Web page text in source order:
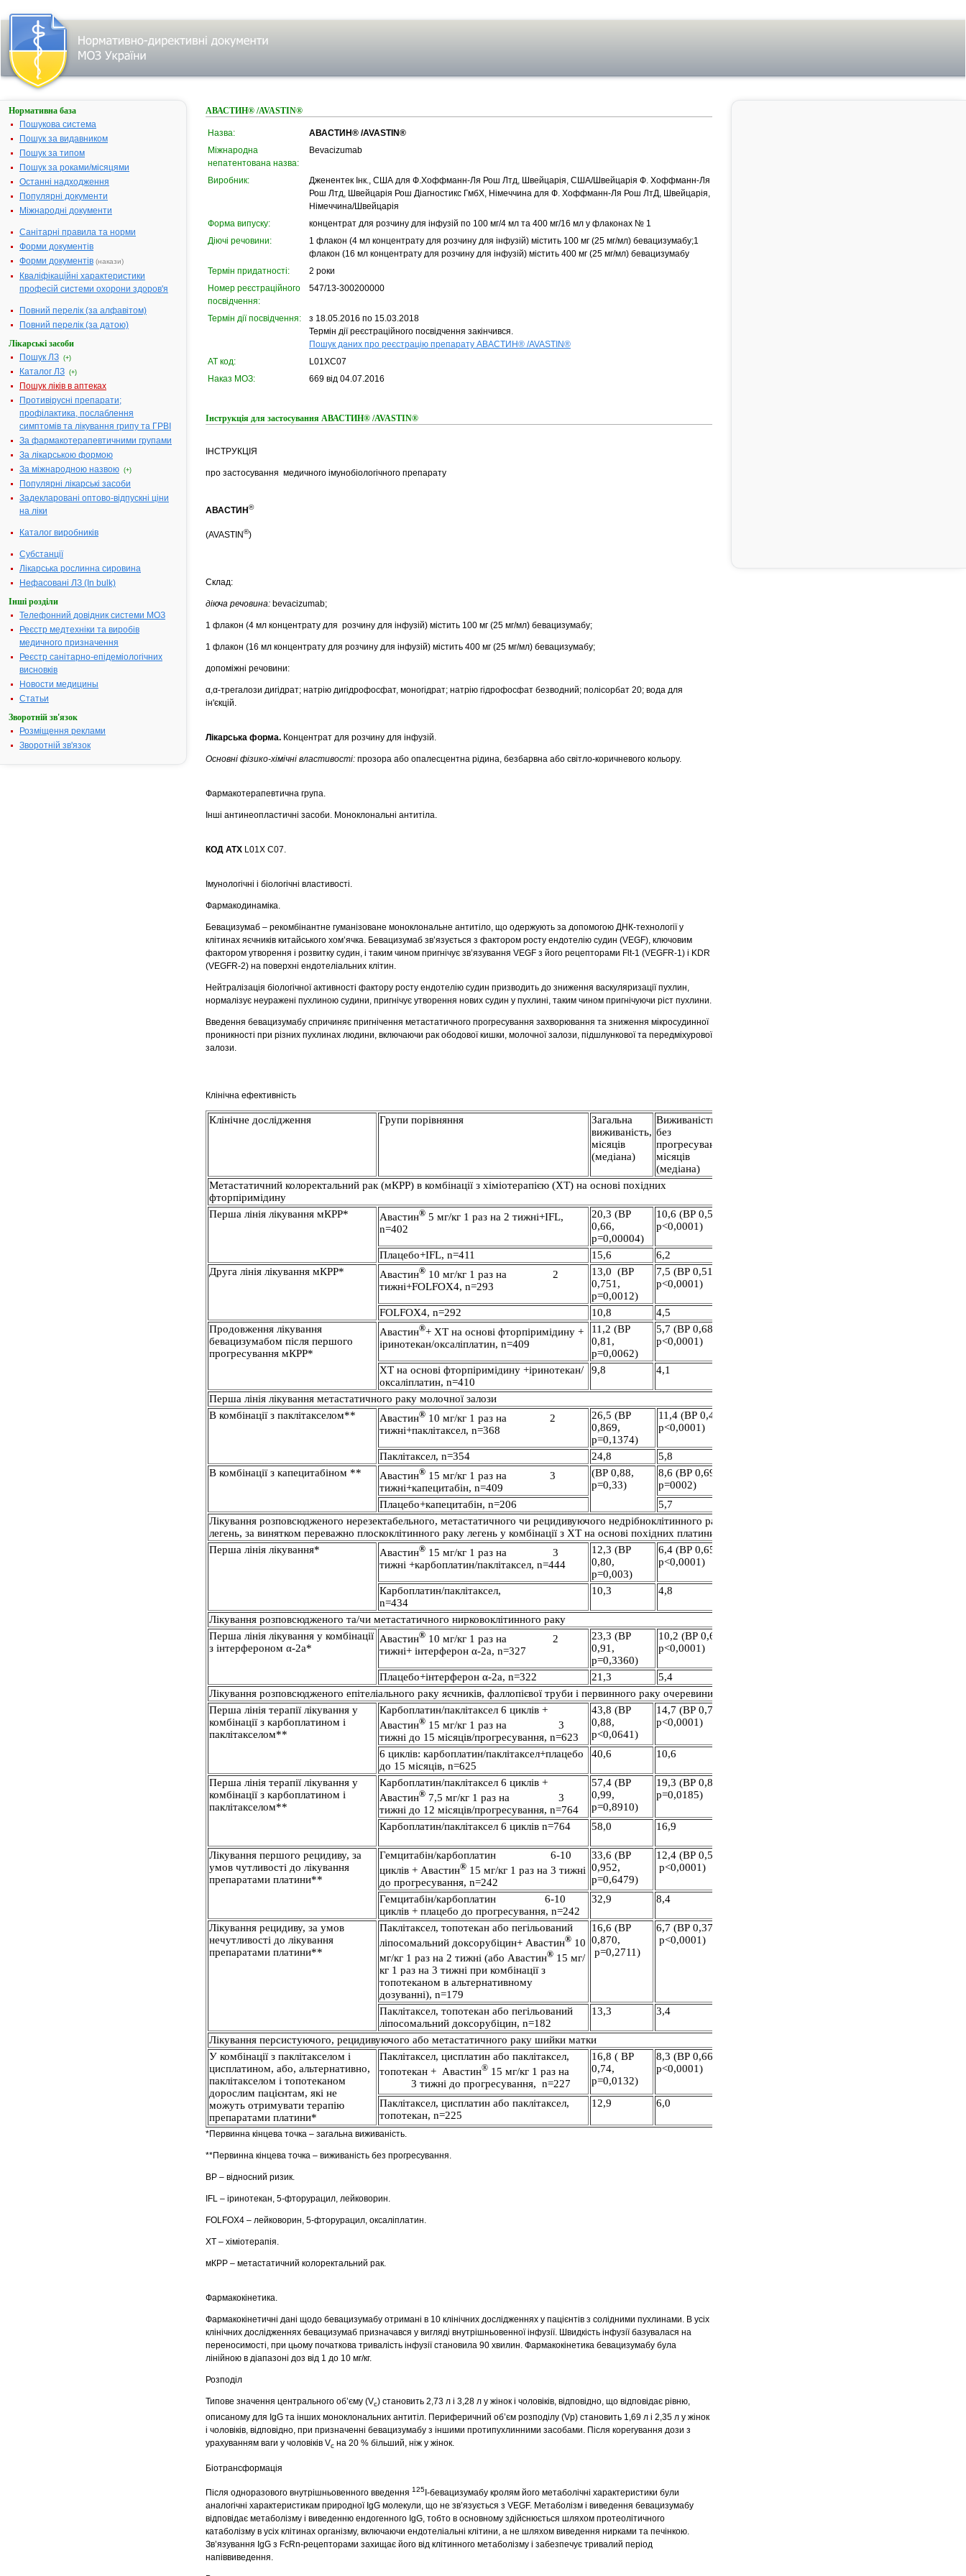
Нормативна база
Пошукова система
Пошук за видавником
Пошук за типом
Пошук за роками/місяцями
Останні надходження
Популярні документи
Міжнародні документи
Санітарні правила та норми
Форми документів
Форми документів (накази)
Кваліфікаційні характеристики
професій системи охорони здоров'я
Повний перелік (за алфавітом)
Повний перелік (за датою)
Лікарські засоби
Пошук ЛЗ (+)
Каталог ЛЗ (+)
Пошук ліків в аптеках
Противірусні препарати;
профілактика, послаблення
симптомів та лікування грипу та ГРВІ
За фармакотерапевтичними групами
За лікарською формою
За міжнародною назвою (+)
Популярні лікарські засоби
Задекларовані оптово-відпускні ціни
на ліки
Каталог виробників
Субстанції
Лікарська рослинна сировина
Нефасовані ЛЗ (In bulk)
Інші розділи
Телефонний довідник системи МОЗ
Реєстр медтехніки та виробів
медичного призначення
Реєстр санітарно-епідеміологічних
висновків
Новости медицины
Статьи
Зворотній зв'язок
Розміщення реклами
Зворотній зв'язок
АВАСТИН® /AVASTIN®
Назва:
АВАСТИН® /AVASTIN®
Міжнародна
непатентована назва:
Bevacizumab
Виробник:
Дженентек Інк., США для Ф.Хоффманн-Ля Рош Лтд, Швейцарія, США/Швейцарія Ф. Хоффманн-Ля
Рош Лтд, Швейцарія Рош Діагностикс ГмбХ, Німеччина для Ф. Хоффманн-Ля Рош ЛтД, Швейцарія,
Німеччина/Швейцарія
Форма випуску:
концентрат для розчину для інфузій по 100 мг/4 мл та 400 мг/16 мл у флаконах № 1
Діючі речовини:
1 флакон (4 мл концентрату для розчину для інфузій) містить 100 мг (25 мг/мл) бевацизумабу;1
флакон (16 мл концентрату для розчину для інфузій) містить 400 мг (25 мг/мл) бевацизумабу
Термін придатності:
2 роки
Номер реєстраційного
посвідчення:
547/13-300200000
Термін дії посвідчення:
з 18.05.2016 по 15.03.2018
Термін дії реєстраційного посвідчення закінчився.
Пошук даних про реєстрацію препарату АВАСТИН® /AVASTIN®
АТ код:
L01XC07
Наказ МОЗ:
669 від 04.07.2016
Інструкція для застосування АВАСТИН® /AVASTIN®
ІНСТРУКЦІЯ
про застосування медичного імунобіологічного препарату
АВАСТИН®
(AVASTIN®)
Склад:
діюча речовина: bevacizumab;
1 флакон (4 мл концентрату для розчину для інфузій) містить 100 мг (25 мг/мл) бевацизумабу;
1 флакон (16 мл концентрату для розчину для інфузій) містить 400 мг (25 мг/мл) бевацизумабу;
допоміжні речовини:
α,α-трегалози дигідрат; натрію дигідрофосфат, моногідрат; натрію гідрофосфат безводний; полісорбат 20; вода для
ін'єкцій.
Лікарська форма. Концентрат для розчину для інфузій.
Основні фізико-хімічні властивості: прозора або опалесцентна рідина, безбарвна або світло-коричневого кольору.
Фармакотерапевтична група.
Інші антинеопластичні засоби. Моноклональні антитіла.
КОД АТХ L01Х С07.
Імунологічні і біологічні властивості.
Фармакодинаміка.
Бевацизумаб – рекомбінантне гуманізоване моноклональне антитіло, що одержують за допомогою ДНК-технології у
клітинах яєчників китайського хом’ячка. Бевацизумаб зв’язується з фактором росту ендотелію судин (VEGF), ключовим
фактором утворення і розвитку судин, і таким чином пригнічує зв’язування VEGF з його рецепторами Flt-1 (VEGFR-1) і KDR
(VEGFR-2) на поверхні ендотеліальних клітин.
Нейтралізація біологічної активності фактору росту ендотелію судин призводить до зниження васкуляризації пухлин,
нормалізує неуражені пухлиною судини, пригнічує утворення нових судин у пухлині, таким чином пригнічуючи ріст пухлини.
Введення бевацизумабу спричиняє пригнічення метастатичного прогресування захворювання та зниження мікросудинної
проникності при різних пухлинах людини, включаючи рак ободової кишки, молочної залози, підшлункової та передміхурової
залози.
Клінічна ефективність
Клінічне дослідження Групи порівняння
Загальна
виживаність,
місяців
(медіана)
Виживаність
без
прогресування,
місяців
(медіана)
Метастатичний колоректальний рак (мКРР) в комбінації з хіміотерапією (ХТ) на основі похідних
фторпіримідину
Перша лінія лікування мКРР*
Авастин® 5 мг/кг 1 раз на 2 тижні+IFL,
n=402
20,3 (ВР
0,66,
p=0,00004)
10,6 (ВР 0,54,
р˂0,0001)
Плацебо+IFL, n=411 15,6
6,2
Друга лінія лікування мКРР*
Авастин® 10 мг/кг 1 раз на 2
тижні+FOLFOX4, n=293
13,0 (ВР
0,751,
р=0,0012)
7,5 (ВР 0,518,
р˂0,0001)
FOLFOX4, n=292 10,8
4,5
Продовження лікування
бевацизумабом після першого
прогресування мКРР*
Авастин®+ ХТ на основі фторпіримідину +
іринотекан/оксаліплатин, n=409
11,2 (ВР
0,81,
р=0,0062)
5,7 (ВР 0,68,
р˂0,0001)
ХТ на основі фторпіримідину +іринотекан/
оксаліплатин, n=410
9,8 4,1
Перша лінія лікування метастатичного раку молочної залози
В комбінації з паклітакселом**
Авастин® 10 мг/кг 1 раз на 2
тижні+паклітаксел, n=368
26,5 (ВР
0,869,
р=0,1374)
11,4 (ВР 0,421,
р˂0,0001)
Паклітаксел, n=354 24,8
5,8
В комбінації з капецитабіном **
Авастин® 15 мг/кг 1 раз на 3
тижні+капецитабін, n=409
(ВР 0,88,
р=0,33)
8,6 (ВР 0,69,
р=0002)
Плацебо+капецитабін, n=206
5,7
Лікування розповсюдженого нерезектабельного, метастатичного чи рецидивуючого недрібноклітинного раку
легень, за винятком переважно плоскоклітинного раку легень у комбінації з ХТ на основі похідних платини
Перша лінія лікування*
Авастин® 15 мг/кг 1 раз на 3
тижні +карбоплатин/паклітаксел, n=444
12,3 (ВР
0,80,
р=0,003)
6,4 (ВР 0,65,
р˂0,0001)
Карбоплатин/паклітаксел,
n=434
10,3 4,8
Лікування розповсюдженого та/чи метастатичного нирковоклітинного раку
Перша лінія лікування у комбінації
з інтерфероном α-2а*
Авастин® 10 мг/кг 1 раз на 2
тижні+ інтерферон α-2а, n=327
23,3 (ВР
0,91,
p=0,3360)
10,2 (ВР 0,63,
р˂0,0001)
Плацебо+інтерферон α-2а, n=322 21,3
5,4
Лікування розповсюдженого епітеліального раку яєчників, фаллопієвої труби і первинного раку очеревини
Перша лінія терапії лікування у
комбінації з карбоплатином і
паклітакселом**
Карбоплатин/паклітаксел 6 циклів +
Авастин® 15 мг/кг 1 раз на 3
тижні до 15 місяців/прогресування, n=623
43,8 (ВР
0,88,
р˂0,0641)
14,7 (ВР 0,70,
р˂0,0001)
6 циклів: карбоплатин/паклітаксел+плацебо
до 15 місяців, n=625
40,6 10,6
Перша лінія терапії лікування у
комбінації з карбоплатином і
паклітакселом**
Карбоплатин/паклітаксел 6 циклів +
Авастин® 7,5 мг/кг 1 раз на 3
тижні до 12 місяців/прогресування, n=764
57,4 (ВР
0,99,
р=0,8910)
19,3 (ВР 0,86,
р=0,0185)
Карбоплатин/паклітаксел 6 циклів n=764 58,0 16,9
Лікування першого рецидиву, за
умов чутливості до лікування
препаратами платини**
Гемцитабін/карбоплатин 6-10
циклів + Авастин® 15 мг/кг 1 раз на 3 тижні
до прогресування, n=242
33,6 (ВР
0,952,
р=0,6479)
12,4 (ВР 0,524,
р<0,0001)
Гемцитабін/карбоплатин 6-10
циклів + плацебо до прогресування, n=242
32,9 8,4
Лікування рецидиву, за умов
нечутливості до лікування
препаратами платини**
Паклітаксел, топотекан або пегільований
ліпосомальний доксорубіцин+ Авастин® 10
мг/кг 1 раз на 2 тижні (або Авастин® 15 мг/
кг 1 раз на 3 тижні при комбінації з
топотеканом в альтернативному
дозуванні), n=179
16,6 (ВР
0,870,
р=0,2711)
6,7 (ВР 0,379,
р<0,0001)
Паклітаксел, топотекан або пегільований
ліпосомальний доксорубіцин, n=182
13,3 3,4
Лікування персистуючого, рецидивуючого або метастатичного раку шийки матки
У комбінації з паклітакселом і
цисплатином, або, альтернативно,
паклітакселом і топотеканом
дорослим пацієнтам, які не
можуть отримувати терапію
препаратами платини*
Паклітаксел, цисплатин або паклітаксел,
топотекан + Авастин® 15 мг/кг 1 раз на
3 тижні до прогресування, n=227
16,8 ( ВР
0,74,
p=0,0132)
8,3 (ВР 0,66,
p<0,0001)
Паклітаксел, цисплатин або паклітаксел,
топотекан, n=225
12,9 6,0
*Первинна кінцева точка – загальна виживаність.
**Первинна кінцева точка – виживаність без прогресування.
ВР – відносний ризик.
IFL – іринотекан, 5-фторурацил, лейковорин.
FOLFOX4 – лейковорин, 5-фторурацил, оксаліплатин.
ХТ – хіміотерапія.
мКРР – метастатичний колоректальний рак.
Фармакокінетика.
Фармакокінетичні дані щодо бевацизумабу отримані в 10 клінічних дослідженнях у пацієнтів з солідними пухлинами. В усіх
клінічних дослідженнях бевацизумаб призначався у вигляді внутрішньовенної інфузії. Швидкість інфузії базувалася на
переносимості, при цьому початкова тривалість інфузії становила 90 хвилин. Фармакокінетика бевацизумабу була
лінійною в діапазоні доз від 1 до 10 мг/кг.
Розподіл
Типове значення центрального об’єму (Vc) становить 2,73 л і 3,28 л у жінок і чоловіків, відповідно, що відповідає рівню,
описаному для IgG та інших моноклональних антитіл. Периферичний об’єм розподілу (Vр) становить 1,69 л і 2,35 л у жінок
і чоловіків, відповідно, при призначенні бевацизумабу з іншими протипухлинними засобами. Після корегування дози з
урахуванням ваги у чоловіків Vc на 20 % більший, ніж у жінок.
Біотрансформація
Після одноразового внутрішньовенного введення 125I-бевацизумабу кролям його метаболічні характеристики були
аналогічні характеристикам природної IgG молекули, що не зв’язується з VEGF. Метаболізм і виведення бевацизумабу
відповідає метаболізму і виведенню ендогенного IgG, тобто в основному здійснюється шляхом протеолітичного
катаболізму в усіх клітинах організму, включаючи ендотеліальні клітини, а не шляхом виведення нирками та печінкою.
Зв’язування IgG з FcRn-рецепторами захищає його від клітинного метаболізму і забезпечує тривалий період
напіввиведення.